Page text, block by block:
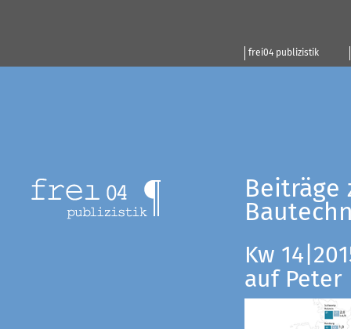
frei04 publizistik
Beiträge
Kw
auf Peter